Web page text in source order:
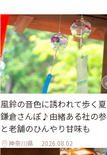
風鈴の音色に誘われて歩く
鎌倉さんぽ♪由緒ある社の
と老舗のひんやり甘味も
神奈川県 2026.08.02